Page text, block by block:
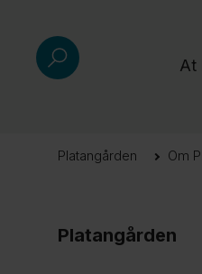
At
Platangården Om
Platangården